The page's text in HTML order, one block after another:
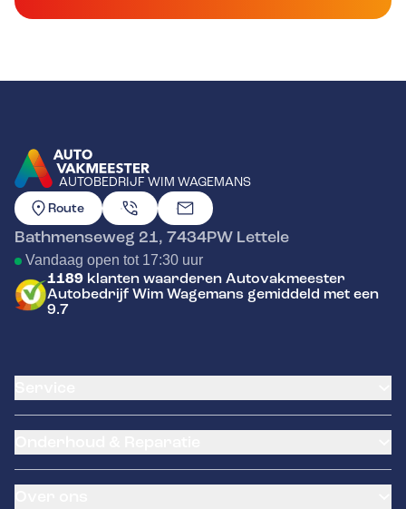
AUTOBEDRIJF WIM WAGEMANS
GA NAAR DE HOMEPAGINA
Route
Bathmenseweg 21, 7434PW Lettele
Vandaag open tot 17:30 uur
1189 klanten waarderen Autovakmeester
Autobedrijf Wim Wagemans gemiddeld met een
9.7
Banden service